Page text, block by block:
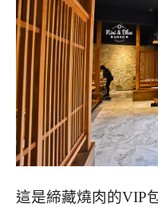
這是締藏燒肉的VIP